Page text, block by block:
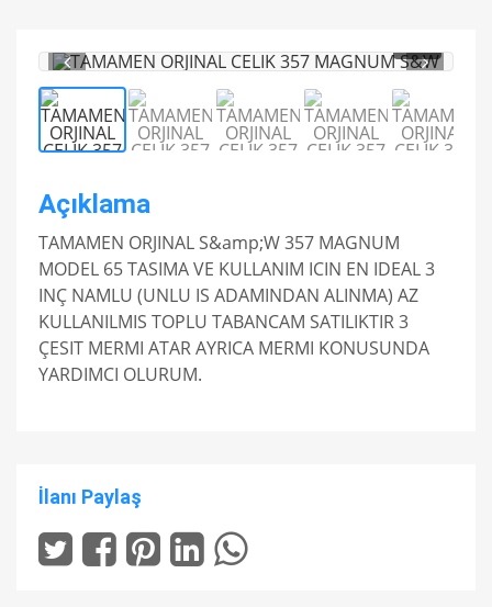
1/ 5
Açıklama
TAMAMEN ORJINAL S&amp;W 357 MAGNUM
MODEL 65 TASIMA VE KULLANIM ICIN EN IDEAL 3
INÇ NAMLU (UNLU IS ADAMINDAN ALINMA) AZ
KULLANILMIS TOPLU TABANCAM SATILIKTIR 3
ÇESIT MERMI ATAR AYRICA MERMI KONUSUNDA
YARDIMCI OLURUM.
İlanı Paylaş